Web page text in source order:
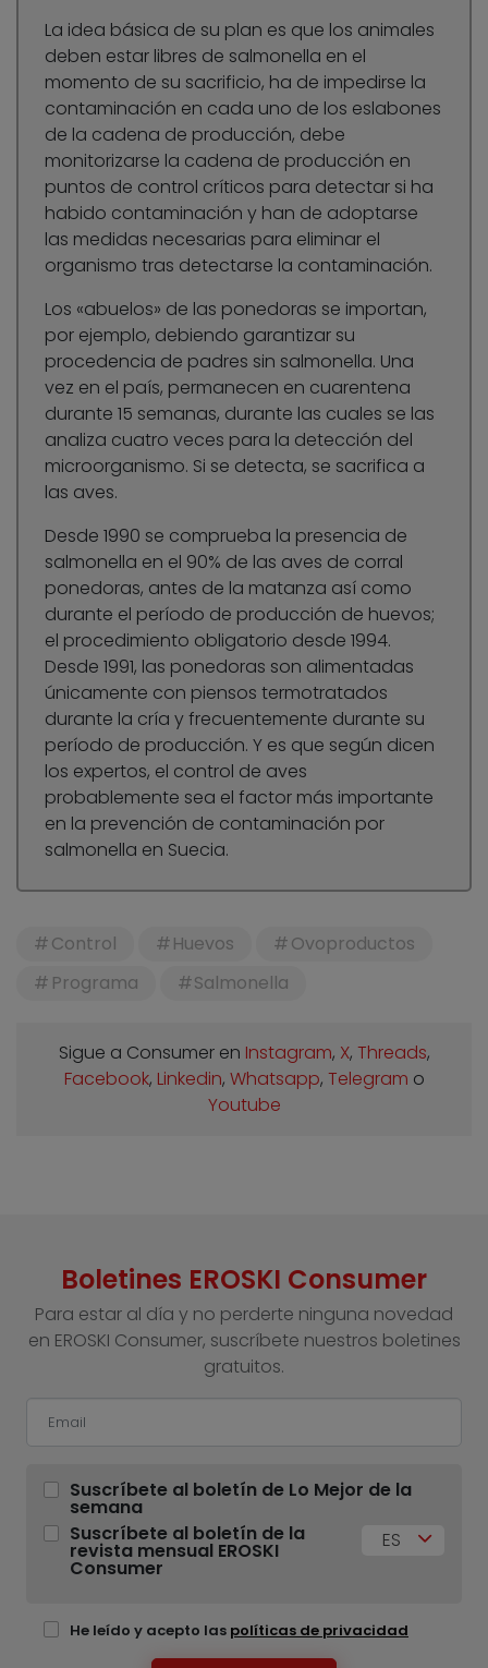
La idea básica de su plan es que los animales
deben estar libres de salmonella en el
momento de su sacrificio, ha de impedirse la
contaminación en cada uno de los eslabones
de la cadena de producción, debe
monitorizarse la cadena de producción en
puntos de control críticos para detectar si ha
habido contaminación y han de adoptarse
las medidas necesarias para eliminar el
organismo tras detectarse la contaminación.
Los «abuelos» de las ponedoras se importan,
por ejemplo, debiendo garantizar su
procedencia de padres sin salmonella. Una
vez en el país, permanecen en cuarentena
durante 15 semanas, durante las cuales se las
analiza cuatro veces para la detección del
microorganismo. Si se detecta, se sacrifica a
las aves.
Desde 1990 se comprueba la presencia de
salmonella en el 90% de las aves de corral
ponedoras, antes de la matanza así como
durante el período de producción de huevos;
el procedimiento obligatorio desde 1994.
Desde 1991, las ponedoras son alimentadas
únicamente con piensos termotratados
durante la cría y frecuentemente durante su
período de producción. Y es que según dicen
los expertos, el control de aves
probablemente sea el factor más importante
en la prevención de contaminación por
salmonella en Suecia.
Control Huevos
Ovoproductos
Programa
Salmonella
Sigue a Consumer en Instagram, X, Threads,
Facebook, Linkedin, Whatsapp, Telegram o
Youtube
Boletines EROSKI Consumer
Para estar al día y no perderte ninguna novedad
en EROSKI Consumer, suscríbete nuestros boletines
gratuitos.
Suscríbete al boletín de Lo Mejor de la
semana
Suscríbete al boletín de la
revista mensual EROSKI
Consumer
ES
He leído y acepto las políticas de privacidad